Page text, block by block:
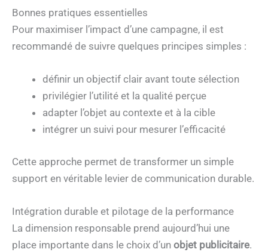
Bonnes pratiques essentielles
Pour maximiser l’impact d’une campagne, il est
recommandé de suivre quelques principes simples :
définir un objectif clair avant toute sélection
privilégier l’utilité et la qualité perçue
adapter l’objet au contexte et à la cible
intégrer un suivi pour mesurer l’efficacité
Cette approche permet de transformer un simple
support en véritable levier de communication durable.
Intégration durable et pilotage de la performance
La dimension responsable prend aujourd’hui une
place importante dans le choix d’un objet publicitaire.